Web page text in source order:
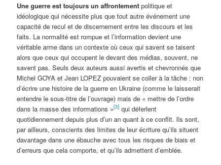
Une guerre est toujours un affrontementpolitique et
idéologique qui nécessite plus que tout autre événement une
capacité de recul et de discernement entre les discours et les
faits. La normalité est rompue et l’information devient une
véritable arme dans un contexte où ceux qui savent se taisent
alors que ceux qui occupent le devant des médias, souvent, ne
savent pas. Seuls deux auteurs aussi avertis et chevronnés que
Michel GOYA et Jean LOPEZ pouvaient se coller à la tâche : non
d’écrire une histoire de la guerre en Ukraine (comme le laisserait
entendre le sous-titre de l’ouvrage) mais de « mettre de l’ordre
dans la masse des informations »[3] qui déferlent
quotidiennement depuis plus d’un an quant à ce conflit. Ils sont,
par ailleurs, conscients des limites de leur écriture qu’ils situent
davantage dans une ébauche avec tous les risques de biais et
d’erreurs que cela comporte, et qu’ils admettent d’emblée.